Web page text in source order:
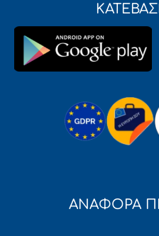
ΑΝΑΦΟΡΑ